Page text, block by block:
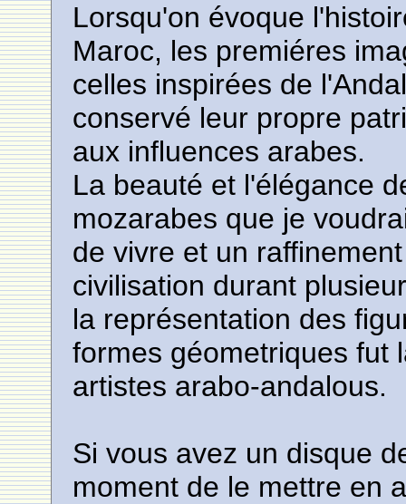
Lorsqu'on évoque
Maroc, les premiéres
celles inspirées de
conservé leur propre
aux influences arabes.
La beauté et l'élégance
mozarabes que je
de vivre et un
civilisation durant
la représentation des
formes géometriques fut
artistes arabo-andalous.
Si vous avez un disque
moment de le mettre en